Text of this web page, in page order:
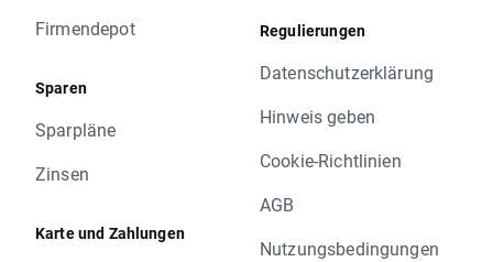
Firmendepot
Sparen
Sparpläne
Zinsen
Karte und Zahlungen
Regulierungen
Datenschutzerklärung
Hinweis geben
Cookie-Richtlinien
AGB
Nutzungsbedingungen